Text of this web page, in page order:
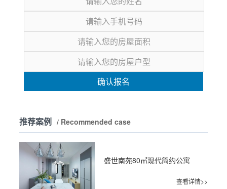
确认报名
推荐案例 / Recommended case
盛世南苑80㎡现代简约公寓
查看详情>>